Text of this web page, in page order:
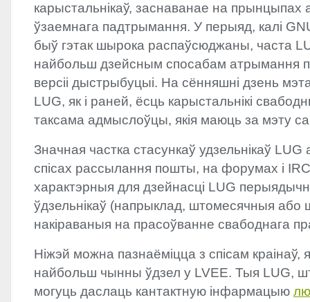
карыстальнікаў, заснаванае на прынцыпах
ўзаемнага падтрымання. У перыяд, калі
быў гэтак шырока распаўсюджаны, часта
найбольш дзейсным спосабам атрымання
версіі дыстрыбуцыі. На сённяшні дзень
LUG, як і раней, ёсць карыстальнікі
таксама адмыслоўцы, якія маюць за мэту
Значная частка стасункаў удзельнікаў LUG
спісах рассылання пошты, на форумах і IRC
характэрныя для дзейнасці LUG
ўдзельнікаў (напрыклад, штомесячныя або
накіраваныя на прасоўванне свабоднага
Ніжэй можна пазнаёміцца з спісам краінаў,
найбольш чынны ўдзел у LVEE. Тыя LUG,
могуць даслаць кантактную інфармацыю